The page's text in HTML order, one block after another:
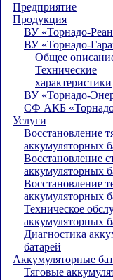
Предприятие
Продукция
ВУ «Торнадо-
ВУ «Торнадо-
Общее
Технические
характеристики
ВУ «Торнадо-
СФ АКБ
Услуги
Восстановление
аккумуляторных
Восстановление
аккумуляторных
Восстановление
аккумуляторных
Техническое
аккумуляторных
Диагностика
батарей
Аккумуляторные
Тяговые